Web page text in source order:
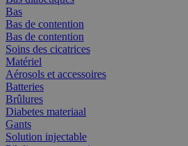
Bas
Bas de contention
Bas de contention
Soins des cicatrices
Matériel
Aérosols et accessoires
Batteries
Brûlures
Diabetes materiaal
Gants
Solution injectable